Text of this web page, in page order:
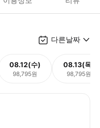
다른날짜
08.12(수)
98,795원
08.13(목)
98,795원